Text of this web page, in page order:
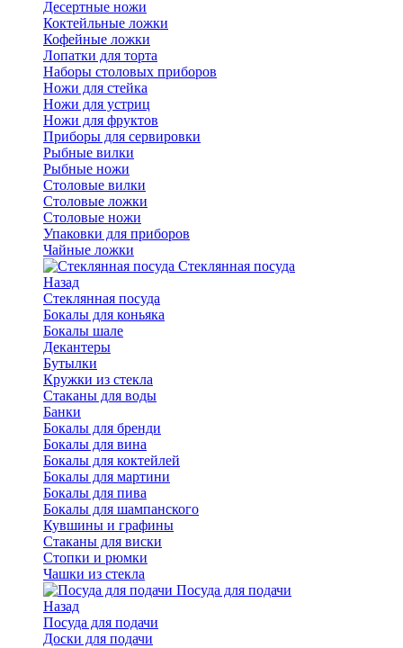
Десертные ножи
Коктейльные ложки
Кофейные ложки
Лопатки для торта
Наборы столовых приборов
Ножи для стейка
Ножи для устриц
Ножи для фруктов
Приборы для сервировки
Рыбные вилки
Рыбные ножи
Столовые вилки
Столовые ложки
Столовые ножи
Упаковки для приборов
Чайные ложки
Стеклянная посуда
Назад
Стеклянная посуда
Бокалы для коньяка
Бокалы шале
Декантеры
Бутылки
Кружки из стекла
Стаканы для воды
Банки
Бокалы для бренди
Бокалы для вина
Бокалы для коктейлей
Бокалы для мартини
Бокалы для пива
Бокалы для шампанского
Кувшины и графины
Стаканы для виски
Стопки и рюмки
Чашки из стекла
Посуда для подачи
Назад
Посуда для подачи
Доски для подачи